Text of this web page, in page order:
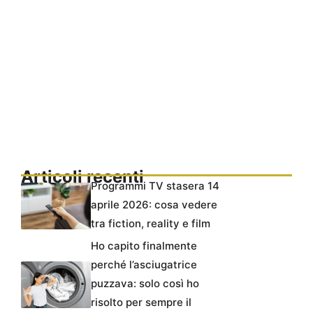
Articoli recentiProgrammi TV stasera 14
aprile 2026: cosa vedere
tra fiction, reality e film
Ho capito finalmente
perché l’asciugatrice
puzzava: solo così ho
risolto per sempre il